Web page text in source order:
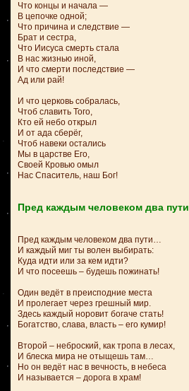
Что концы и начала —
В цепочке одной;
Что причина и следствие —
Брат и сестра,
Что Иисуса смерть стала
В нас жизнью иной,
И что смерти последствие —
Ад или рай!
И что церковь собралась,
Чтоб славить Того,
Кто ей небо открыл
И от ада сберёг,
Чтоб навеки остались
Мы в царстве Его,
Своей Кровью омыл
Нас Спаситель, наш Бог!
Пред каждым человеком два пути
Пред каждым человеком два пути…
И каждый миг ты волен выбирать:
Куда идти или за кем идти?
И что посеешь – будешь пожинать!
Один ведёт в преисподние места
И пролегает через грешный мир.
Здесь каждый норовит богаче стать!
Богатство, слава, власть – его кумир!
Второй – неброский, как тропа в лесах,
И блеска мира не отыщешь там…
Но он ведёт нас в вечность, в небеса
И называется – дорога в храм!